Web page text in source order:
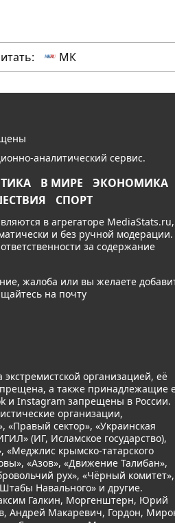
МК
аналитический сервис.
В МИРЕ
ЭКОНОМИКА
СПОРТ
в агрегаторе MediaStats.ru,
и без ручной модерации.
за содержание
жалоба или вы желаете
на почту
организацией, её
а также принадлежащие
и Instagram запрещены в России.
организации,
сектор», «Украинская
(ИГ, Исламское государство),
крымско-татарского
«Азов», «Движение Талибан»,
рух», «Чёрный комитет»,
Навального» и другие.
Галкин, Моргенштерн, Юрий
Андрей Макаревич, Гордон,